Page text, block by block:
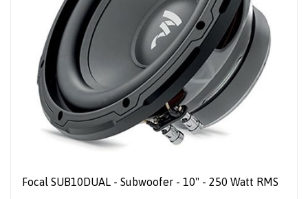
Focal SUB10DUAL - Subwoofer - 10" - 250 Watt RMS